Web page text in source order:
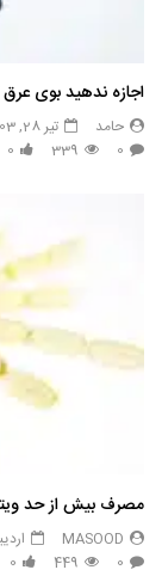
اجازه ندهید بوی عرق
حامد
تیر 28, 1403
0
339
0
مصرف بیش از حد
MASOOD
0
449
0